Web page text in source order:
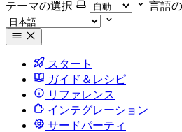
テーマの選択
言語
スタート
ガイド＆レシピ
リファレンス
インテグレーション
サードパーティ